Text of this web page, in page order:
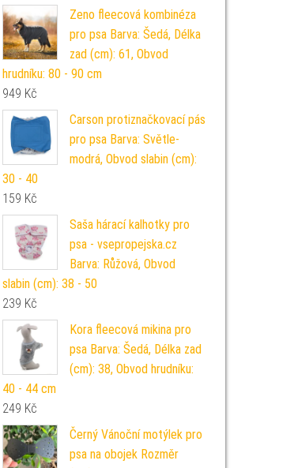
Zeno fleecová kombinéza
pro psa Barva: Šedá, Délka
zad (cm): 61, Obvod
hrudníku: 80 - 90 cm
949 Kč
Carson protiznačkovací pás
pro psa Barva: Světle-
modrá, Obvod slabin (cm):
30 - 40
159 Kč
Saša hárací kalhotky pro
psa - vsepropejska.cz
Barva: Růžová, Obvod
slabin (cm): 38 - 50
239 Kč
Kora fleecová mikina pro
psa Barva: Šedá, Délka zad
(cm): 38, Obvod hrudníku:
40 - 44 cm
249 Kč
Černý Vánoční motýlek pro
psa na obojek Rozměr